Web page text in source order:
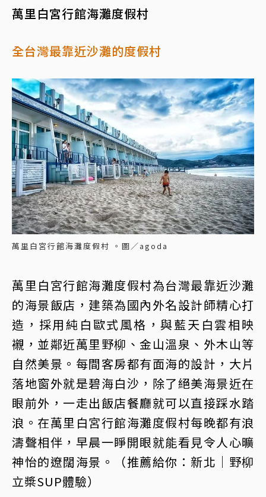
萬里白宮行館海灘度假村
全台灣最靠近沙灘的度假村
萬里白宮行館海灘度假村 。圖／agoda
萬里白宮行館海灘度假村為台灣最靠近沙灘
的海景飯店，建築為國內外名設計師精心打
造，採用純白歐式風格，與藍天白雲相映
襯，並鄰近萬里野柳、金山溫泉、外木山等
自然美景。每間客房都有面海的設計，大片
落地窗外就是碧海白沙，除了絕美海景近在
眼前外，一走出飯店餐廳就可以直接踩水踏
浪。在萬里白宮行館海灘度假村每晚都有浪
濤聲相伴，早晨一睜開眼就能看見令人心曠
神怡的遼闊海景。（推薦給你：新北｜野柳
立槳SUP體驗）